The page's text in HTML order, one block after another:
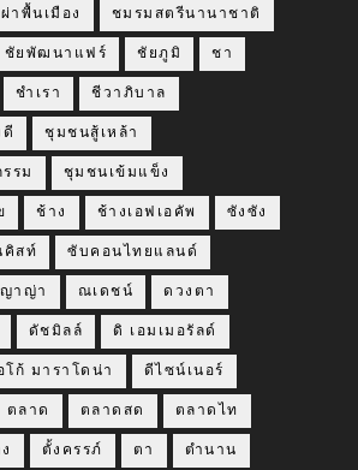
าพื้นเมือง ชมรมสตรีนานาชาติ
ชัยพัฒนาแฟร์ ชัยภูมิ ชา
ชำเรา ชีวาภิบาล
ชุมชนสู้เหล้า
รม ชุมชนเข้มแข็ง
ช้าง ช้างเอฟเอคัพ ซังซัง
คิสท์ ซับคอนไทยแลนด์
ญาญ่า ณเดชน์ ดวงตา
ดัชมิลล์ ดิ เอมเมอรัลด์
โก้ มาราโดน่า ดีไซน์เนอร์
ตลาด ตลาดสด ตลาดไท
ตั้งครรภ์ ตา ตำนาน